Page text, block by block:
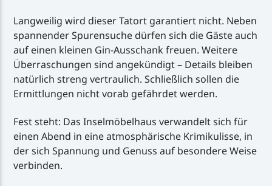
Langweilig wird dieser Tatort garantiert nicht. Neben
spannender Spurensuche dürfen sich die Gäste auch
auf einen kleinen Gin-Ausschank freuen. Weitere
Überraschungen sind angekündigt – Details bleiben
natürlich streng vertraulich. Schließlich sollen die
Ermittlungen nicht vorab gefährdet werden.
Fest steht: Das Inselmöbelhaus verwandelt sich für
einen Abend in eine atmosphärische Krimikulisse, in
der sich Spannung und Genuss auf besondere Weise
verbinden.